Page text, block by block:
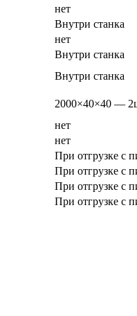
нет
Внутри станка
нет
Внутри станка
Внутри станка
2000×40×40 —
нет
нет
При отгрузке с
При отгрузке с
При отгрузке с
При отгрузке с